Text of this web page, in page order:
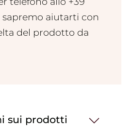
sapremo aiutarti con
del prodotto da
sui prodotti